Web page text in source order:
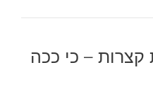
קצרות – כי ככה